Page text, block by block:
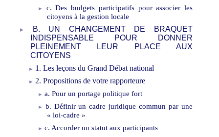
c.Des budgets participatifspour associer les
citoyens à la gestion locale
B. UN CHANGEMENT DE BRAQUET
INDISPENSABLE POUR DONNER
PLEINEMENT LEUR PLACE AUX
CITOYENS
1. Les leçons du Grand Débat national
2. Propositions de votre rapporteure
a. Pour un portage politique fort
b. Définir un cadre juridique commun par une
« loi-cadre »
c. Accorder un statut aux participants